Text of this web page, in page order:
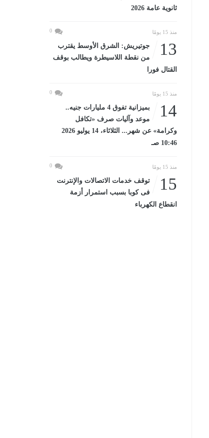
ثانوية عامة 2026
منذ 15 يومًا 0
13
جوتيريش: الشرق الأوسط يقترب
من نقطة اللاسيطرة ويطالب بوقف
القتال فورا
منذ 15 يومًا 0
14
بميزانية تفوق 4 مليارات جنيه..
موعد وآليات صرف «تكافل
وكرامة» عن شهر... الثلاثاء، 14 يوليو 2026
10:46 صـ
منذ 15 يومًا 0
15
توقف خدمات الاتصالات والإنترنت
فى كوبا بسبب استمرار أزمة
انقطاع الكهرباء